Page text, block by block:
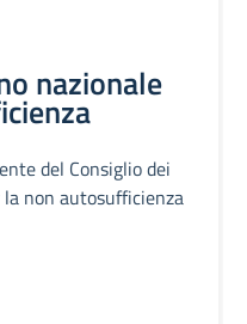
nazionale
del Consiglio dei
non autosufficienza